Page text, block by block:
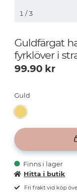
1 / 3
Guldfärgat
fyrklöver i
99.90 kr
Guld
Finns i lager
Hitta i butik
Fri frakt vid köp